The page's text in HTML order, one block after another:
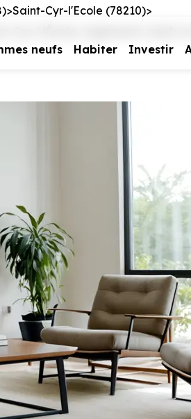
neufs Habiter Investir
Saint-Cyr-l'Ecole (78210)
L’École, logements neufs
intéresse